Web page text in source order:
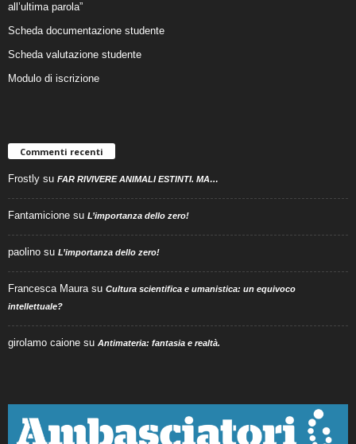
all’ultima parola”
Scheda documentazione studente
Scheda valutazione studente
Modulo di iscrizione
Commenti recenti
Frostly su FAR RIVIVERE ANIMALI ESTINTI. MA…
Fantamicione su L’importanza dello zero!
paolino su L’importanza dello zero!
Francesca Maura su Cultura scientifica e umanistica: un equivoco
intellettuale?
girolamo caione su Antimateria: fantasia e realtà.